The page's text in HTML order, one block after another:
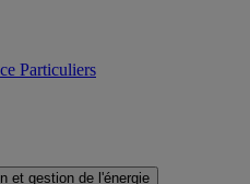
Particuliers
et gestion de l'énergie